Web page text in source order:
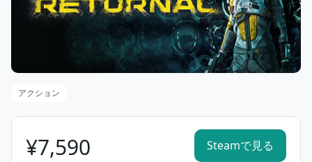
アクション
¥7,590 Steamで見る